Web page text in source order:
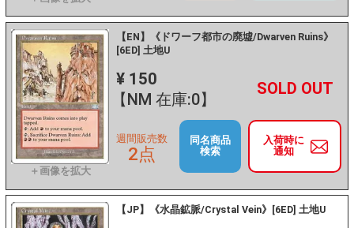
【EN】《ドワーフ都市の廃墟/Dwarven Ruins》
[6ED] 土地U
¥ 150
【NM 在庫:0】
－ +
入荷時に
通知
週間販売数
2点
同名商品
検索
【JP】《水晶鉱脈/Crystal Vein》[6ED] 土地U